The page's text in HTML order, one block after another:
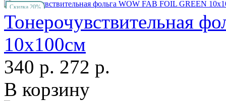
Скидка 20%
Тонерочувствительная
10х100см
340 р. 272 р.
В корзину